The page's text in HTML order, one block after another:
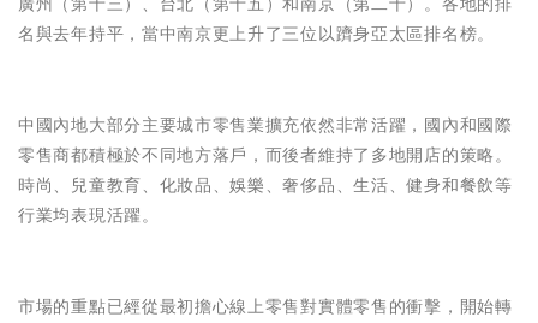
名與去年持平，當中南京更上升了三位以躋身亞太區排名榜。
中國內地大部分主要城市零售業擴充依然非常活躍，國內和國際
零售商都積極於不同地方落戶，而後者維持了多地開店的策略。
時尚、兒童教育、化妝品、娛樂、奢侈品、生活、健身和餐飲等
行業均表現活躍。
市場的重點已經從最初擔心線上零售對實體零售的衝擊，開始轉